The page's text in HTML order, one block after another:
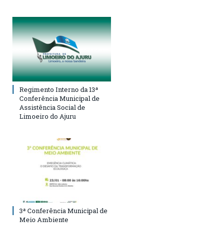
Regimento Interno da 13ª
Conferência Municipal de
Assistência Social de
Limoeiro do Ajuru
3ª Conferência Municipal de
Meio Ambiente